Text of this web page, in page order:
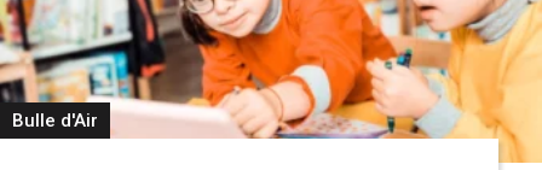
Bulle d'Air